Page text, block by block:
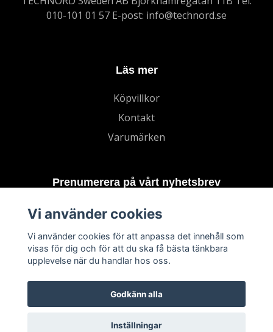
010-101 01 57 E-post: info@technord.se
Läs mer
Köpvillkor
Kontakt
Varumärken
Prenumerera på vårt nyhetsbrev
Vi använder cookies
Vi använder cookies för att anpassa det innehåll som
visas för dig och för att du ska få bästa tänkbara
upplevelse när du handlar hos oss.
Godkänn alla
Inställningar